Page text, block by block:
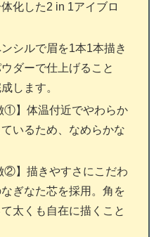
化した2 in 1アイブロ
シルで眉を1本1本描き
ダーで仕上げること
します。
①】体温付近でやわらか
いるため、なめらかな
②】描きやすさにこだわ
ぎなた芯を採用。角を
太くも自在に描くこと